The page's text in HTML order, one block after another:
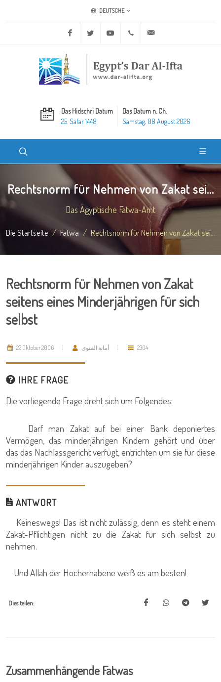
DEUTSCHE
Facebook Twitter Youtube +20 2 25970400
Das Hidschri Datum
25. Safar 1448
Das Datum n. Ch.
Samstag, 08 August 2026
Rechtsnorm für Nehmen von Zakat sei...
Das Ägyptische Fatwa-Amt
Die Startseite Fatwa Rechtsnorm für Nehmen von Zakat sei...
Rechtsnorm für Nehmen von Zakat
seitens eines Minderjährigen für sich
selbst
22 Oktober 2006 أمانة الفتوى 2304
IHRE FRAGE
Die vorliegende Frage dreht sich um Folgendes:
Darf man Zakat auf bei einer Bank deponiertes
Vermögen, das minderjährigen Kindern gehört und über
das das Nachlassgericht verfügt, entrichten um sie für diese
minderjährigen Kinder auszugeben?
ANTWORT
Keineswegs! Das ist nicht zulässig, denn es steht einem
Zakat-Pflichtigen nicht zu die Zakat für sich selbst zu
nehmen.
Und Allah der Hocherhabene weiß es am besten!
Dies teilen:
Zusammenhängende Fatwas